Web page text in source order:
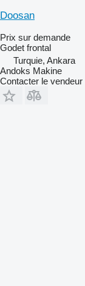
Doosan
Prix sur demande
Godet frontal
Turquie, Ankara
Andoks Makine
Contacter le vendeur